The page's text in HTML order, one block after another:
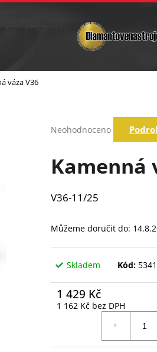
váza V36
hodnocení
0,0
hvězdiček.
Neohodnoceno
Kamenná
V36-11/25
Můžeme doručit do:
Skladem Kód:
1 429 Kč
1 162 Kč bez DPH